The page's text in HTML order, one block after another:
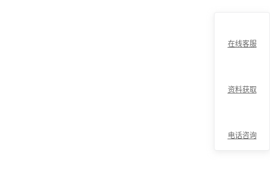
在线客服
资料获取
电话咨询